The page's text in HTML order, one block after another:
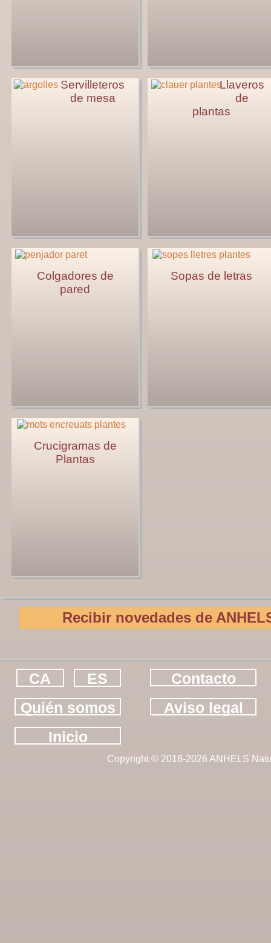
Servilleteros
de mesa
Llaveros
de
plantas
Colgadores de
pared
Sopas de letras
Crucigramas de
Plantas
Recibir novedades de
CA ES
Contacto
Quién somos
Aviso legal
Inicio
Copyright © 2018-2026 ANHELS